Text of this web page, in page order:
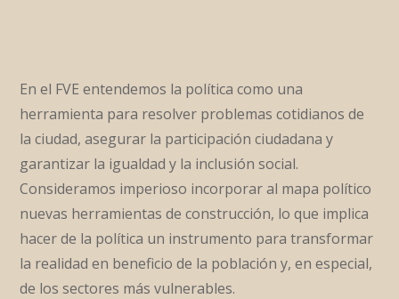
En el FVE entendemos la política como una
herramienta para resolver problemas cotidianos de
la ciudad, asegurar la participación ciudadana y
garantizar la igualdad y la inclusión social.
Consideramos imperioso incorporar al mapa político
nuevas herramientas de construcción, lo que implica
hacer de la política un instrumento para transformar
la realidad en beneficio de la población y, en especial,
de los sectores más vulnerables.